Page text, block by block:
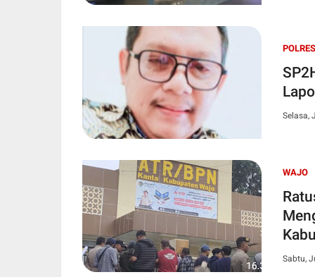
Selasa,
WAJO
Sabtu,